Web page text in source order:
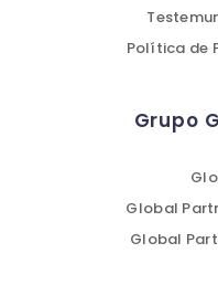
Política de
Grupo
Global
Global